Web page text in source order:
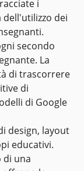
di
i
dell'utilizzo dei
secondo
La
di trascorrere
di
di Google
design, layout
educativi.
di una